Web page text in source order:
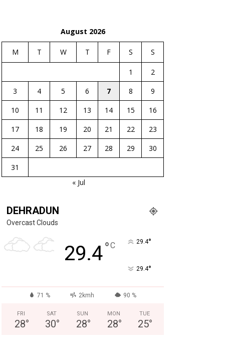
August 2026
M T W T F S S
1
2
3
4 5 6 7 8
9
10
11 12 13 14 15
16
17
18 19 20 21 22
23
24
25 26 27 28 29
30
31
« Jul
DEHRADUN
Overcast Clouds
29.4°C 29.4°
29.4°
71 % 2kmh 90 %
FRI
28°
SAT
30°
SUN
28°
MON
28°
TUE
25°